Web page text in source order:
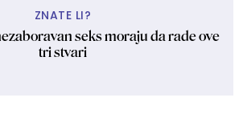
ZNATE LI?
seks moraju da rade ove
tri stvari